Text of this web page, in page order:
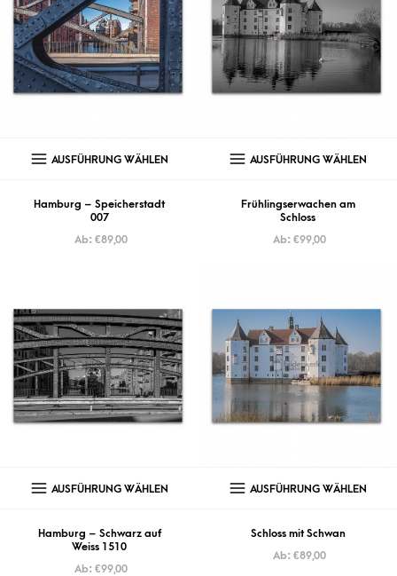
AUSFÜHRUNG WÄHLEN
Hamburg – Speicherstadt
007
Ab: €89,00
AUSFÜHRUNG WÄHLEN
Frühlingserwachen am
Schloss
Ab: €99,00
AUSFÜHRUNG WÄHLEN
Hamburg – Schwarz auf
Weiss 1510
Ab: €99,00
AUSFÜHRUNG WÄHLEN
Schloss mit Schwan
Ab: €89,00